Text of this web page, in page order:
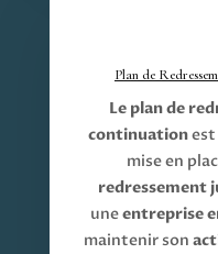
Plan de
Le plan de
continuation
mise en
redressement
uneentreprise
maintenir son